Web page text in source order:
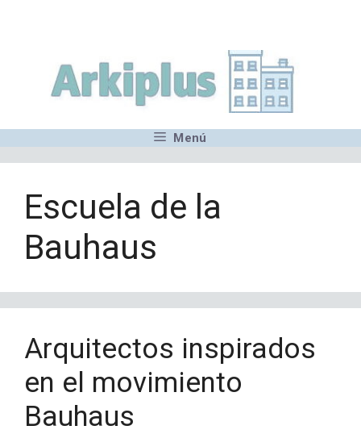
contenido
Menú
Escuela de la
Bauhaus
Arquitectos inspirados
en el movimiento
Bauhaus